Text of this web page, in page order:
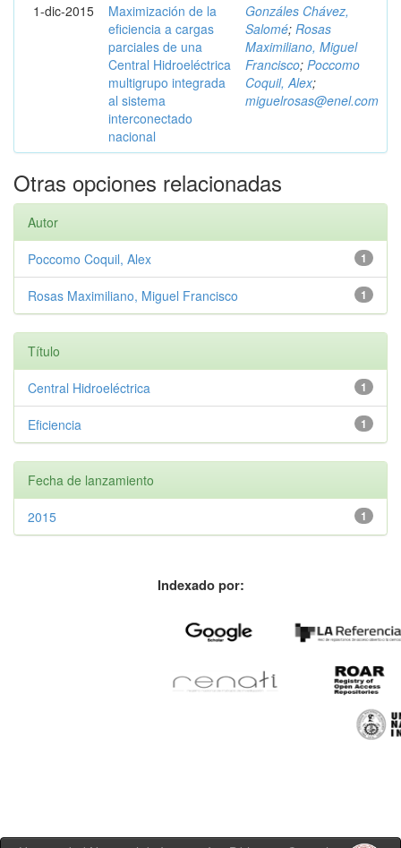
1-dic-2015
Maximización de la
eficiencia a cargas
parciales de una
Central Hidroeléctrica
multigrupo integrada
al sistema
interconectado
nacional
Gonzáles Chávez,
Salomé; Rosas
Maximiliano, Miguel
Francisco; Poccomo
Coquil, Alex;
miguelrosas@enel.com
Otras opciones relacionadas
Autor
1
Poccomo Coquil, Alex
1
Rosas Maximiliano, Miguel Francisco
Título
1
Central Hidroeléctrica
1
Eficiencia
Fecha de lanzamiento
1
2015
Indexado por: